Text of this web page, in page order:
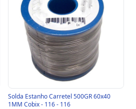
Solda Estanho Carretel 500GR 60x40
1MM Cobix - 116 - 116